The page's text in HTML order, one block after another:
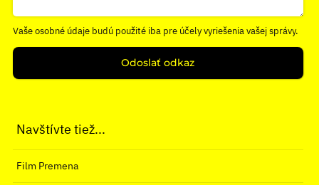
Vaše osobné údaje budú použité iba pre účely vyriešenia vašej správy.
Odoslať odkaz
Navštívte tiež...
Film Premena